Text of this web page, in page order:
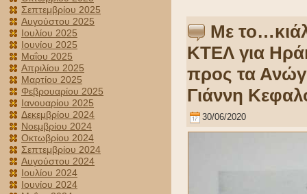
Σεπτεμβρίου 2025
Αυγούστου 2025
Ιουλίου 2025
Ιουνίου 2025
Μαΐου 2025
Απριλίου 2025
Μαρτίου 2025
Φεβρουαρίου 2025
Ιανουαρίου 2025
Δεκεμβρίου 2024
Νοεμβρίου 2024
Οκτωβρίου 2024
Σεπτεμβρίου 2024
Αυγούστου 2024
Ιουλίου 2024
Ιουνίου 2024
Με
ΚΤΕΛ για
προς τα
Γιάννη
30/06/2020